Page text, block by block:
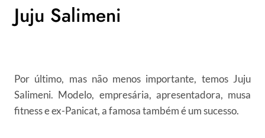
Juju Salimeni
Por último, mas não menos importante, temos Juju
Salimeni. Modelo, empresária, apresentadora, musa
fitness e ex-Panicat, a famosa também é um sucesso.